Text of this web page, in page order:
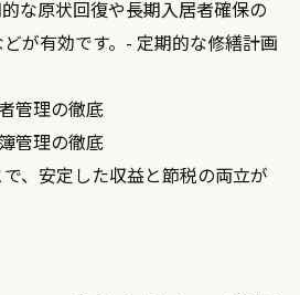
減価償却年数と節税効果の関
て税金対策を強化するポイン
異なる減価償却の注意点
な原状回復や長期入居者確保の
が有効です。- 定期的な修繕計画
管理の徹底
管理の徹底
、安定した収益と節税の両立が